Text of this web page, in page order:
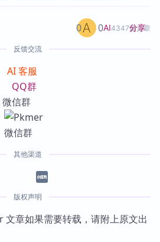
AI4347篇文章
0 0 分享
反馈交流
AI 客服
QQ群
微信群
其他渠道
版权声明
文章如果需要转载，请附上原文出